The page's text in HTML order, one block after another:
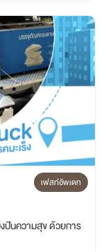
เฟสท์อัพเดท
งปันความสุข ด้วยการ